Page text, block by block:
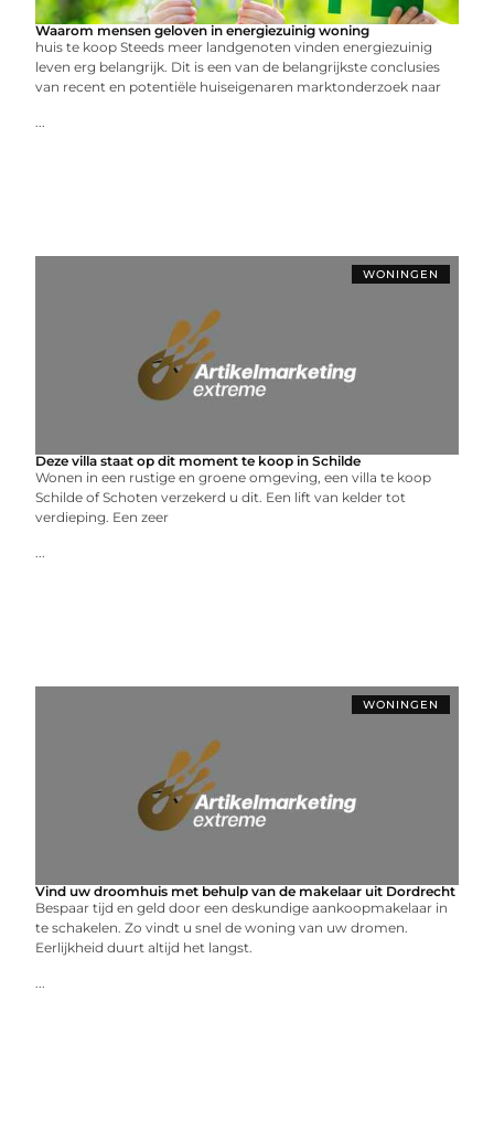
Waarom mensen geloven in energiezuinig woning
huis te koop Steeds meer landgenoten vinden energiezuinig
leven erg belangrijk. Dit is een van de belangrijkste conclusies
van recent en potentiële huiseigenaren marktonderzoek naar
...
WONINGEN
Deze villa staat op dit moment te koop in Schilde
Wonen in een rustige en groene omgeving, een villa te koop
Schilde of Schoten verzekerd u dit. Een lift van kelder tot
verdieping. Een zeer
...
WONINGEN
Vind uw droomhuis met behulp van de makelaar uit Dordrecht
Bespaar tijd en geld door een deskundige aankoopmakelaar in
te schakelen. Zo vindt u snel de woning van uw dromen.
Eerlijkheid duurt altijd het langst.
...